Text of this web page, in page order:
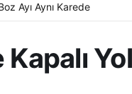
Ayı Aynı Karede